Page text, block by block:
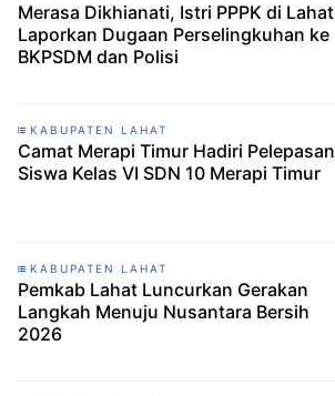
‎Merasa Dikhianati, Istri PPPK di Lahat
Laporkan Dugaan Perselingkuhan ke
BKPSDM dan Polisi
KABUPATEN LAHAT
Camat Merapi Timur Hadiri Pelepasan
Siswa Kelas VI SDN 10 Merapi Timur
KABUPATEN LAHAT
Pemkab Lahat Luncurkan Gerakan
Langkah Menuju Nusantara Bersih
2026